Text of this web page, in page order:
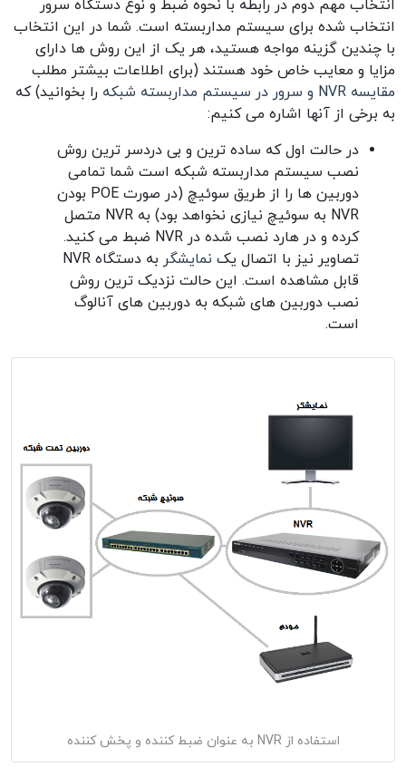
انتخاب مهم دوم در رابطه با نحوه ضبط و نوع دستگاه سرور
انتخاب شده برای سیستم مداربسته است. شما در این انتخاب
با چندین گزینه مواجه هستید، هر یک از این روش ها دارای
مزایا و معایب خاص خود هستند (برای اطلاعات بیشتر مطلب
مقایسه NVR و سرور در سیستم مداربسته شبکه
را بخوانید) که
به برخی از آنها اشاره می کنیم:
در حالت اول که ساده ترین و بی دردسر ترین روش
نصب سیستم مداربسته شبکه است شما تمامی
دوربین ها را از طریق سوئیچ (در صورت POE بودن
NVR به سوئیچ نیازی نخواهد بود) به NVR متصل
کرده و در هارد نصب شده در NVR ضبط می کنید.
تصاویر نیز با اتصال یک نمایشگر
به دستگاه NVR
قابل مشاهده است. این حالت نزدیک ترین روش
نصب دوربین های شبکه به دوربین های آنالوگ
است.
استفاده از NVR به عنوان ضبط کننده و پخش کننده